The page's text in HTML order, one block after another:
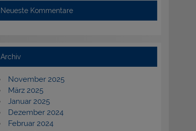
Neueste Kommentare
Archiv
November 2025
März 2025
Januar 2025
Dezember 2024
Februar 2024